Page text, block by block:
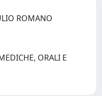
ROMANO
ORALI E